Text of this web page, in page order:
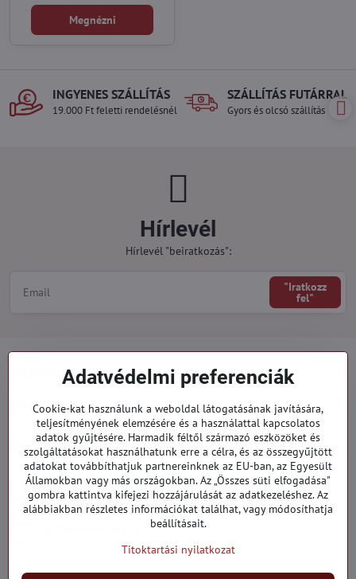
Megnézni
INGYENES SZÁLLÍTÁS
19.000 Ft feletti rendelésnél
SZÁLLÍTÁS FUTÁRRAL
Gyors és olcsó szállítás
Hírlevél
Hírlevél "beiratkozás":
"Iratkozz
fel"
Minden a vásárlásról
Megrendelések
Kategóriák
919 060 751
Hétfő - Péntek: 09:00 - 15:00 hod.
Adatvédelmi preferenciák
Cookie-kat használunk a weboldal látogatásának javítására,
teljesítményének elemzésére és a használattal kapcsolatos
adatok gyűjtésére. Harmadik féltől származó eszközöket és
szolgáltatásokat használhatunk erre a célra, és az összegyűjtött
adatokat továbbíthatjuk partnereinknek az EU-ban, az Egyesült
Államokban vagy más országokban. Az „Összes süti elfogadása"
gombra kattintva kifejezi hozzájárulását az adatkezeléshez. Az
alábbiakban részletes információkat találhat, vagy módosíthatja
beállításait.
Titoktartási nyilatkozat